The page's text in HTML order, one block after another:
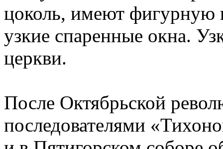
цоколь, имеют фигурную
узкие спаренные окна.
церкви.
После Октябрьской
последователями